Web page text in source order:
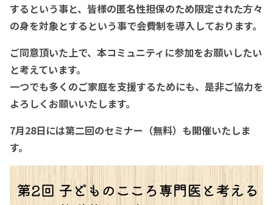
するという事と、皆様の匿名性担保のため限定された方々
の身を対象とするという事で会費制を導入しております。
ご同意頂いた上で、本コミュニティに参加をお願いしたい
と考えています。
一つでも多くのご家庭を支援するためにも、是非ご協力を
よろしくお願いいたします。
7月28日には第二回のセミナー（無料）も開催いたしま
す。